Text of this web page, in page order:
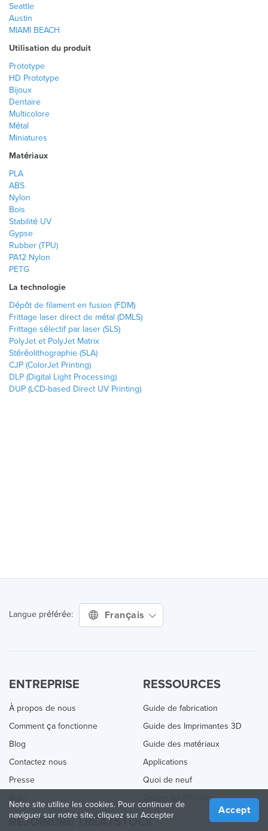
Seattle
Austin
MIAMI BEACH
Utilisation du produit
Prototype
HD Prototype
Bijoux
Dentaire
Multicolore
Métal
Miniatures
Matériaux
PLA
ABS
Nylon
Bois
Stabilité UV
Gypse
Rubber (TPU)
PA12 Nylon
PETG
La technologie
Dépôt de filament en fusion (FDM)
Frittage laser direct de métal (DMLS)
Frittage sélectif par laser (SLS)
PolyJet et PolyJet Matrix
Stéréolithographie (SLA)
CJP (ColorJet Printing)
DLP (Digital Light Processing)
DUP (LCD-based Direct UV Printing)
Langue préférée: Français
ENTREPRISE
À propos de nous
Comment ça fonctionne
Blog
Contactez nous
Presse
RESSOURCES
Guide de fabrication
Guide des Imprimantes 3D
Guide des matériaux
Applications
Quoi de neuf
Online 3D Printing
REJOINDRE TREATSTOCK
Notre site utilise les cookies. Pour continuer de
naviguer sur notre site, cliquez sur Accepter
Accept